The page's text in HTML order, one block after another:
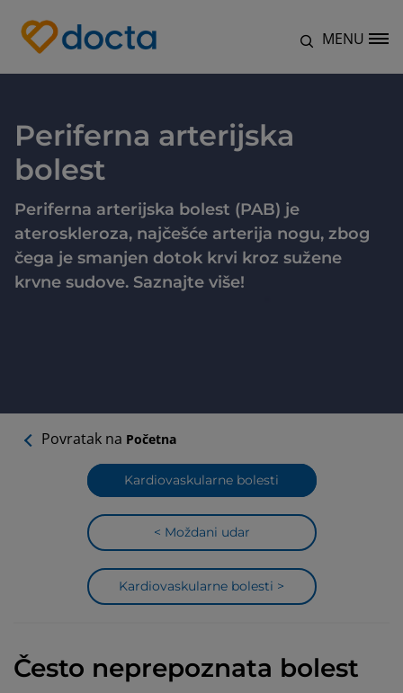
Site Logo MENU
Periferna arterijska
bolest
Periferna arterijska bolest (PAB) je
ateroskleroza, najčešće arterija nogu, zbog
čega je smanjen dotok krvi kroz sužene
krvne sudove. Saznajte više!
Povratak na Početna
Kardiovaskularne bolesti
< Moždani udar
Kardiovaskularne bolesti >
Često neprepoznata bolest